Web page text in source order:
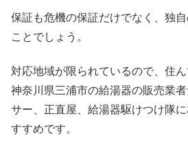
保証も危機の保証だけでなく、独
ことでしょう。
対応地域が限られているので、住ん
神奈川県三浦市の給湯器の販売業
サー、正直屋、給湯器駆けつけ隊
すすめです。